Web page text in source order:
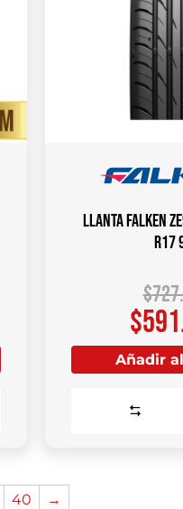
Llanta FALKEN
R17
$
$
Añadir
40 →